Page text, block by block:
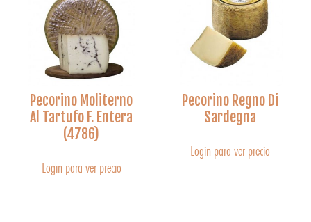
Pecorino Moliterno
Al Tartufo F. Entera
(4786)
Login para ver precio
Pecorino Regno Di
Sardegna
Login para ver precio